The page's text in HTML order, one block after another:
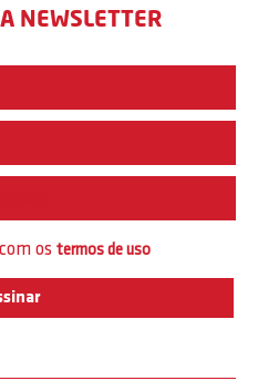
NEWSLETTER
os termos de uso